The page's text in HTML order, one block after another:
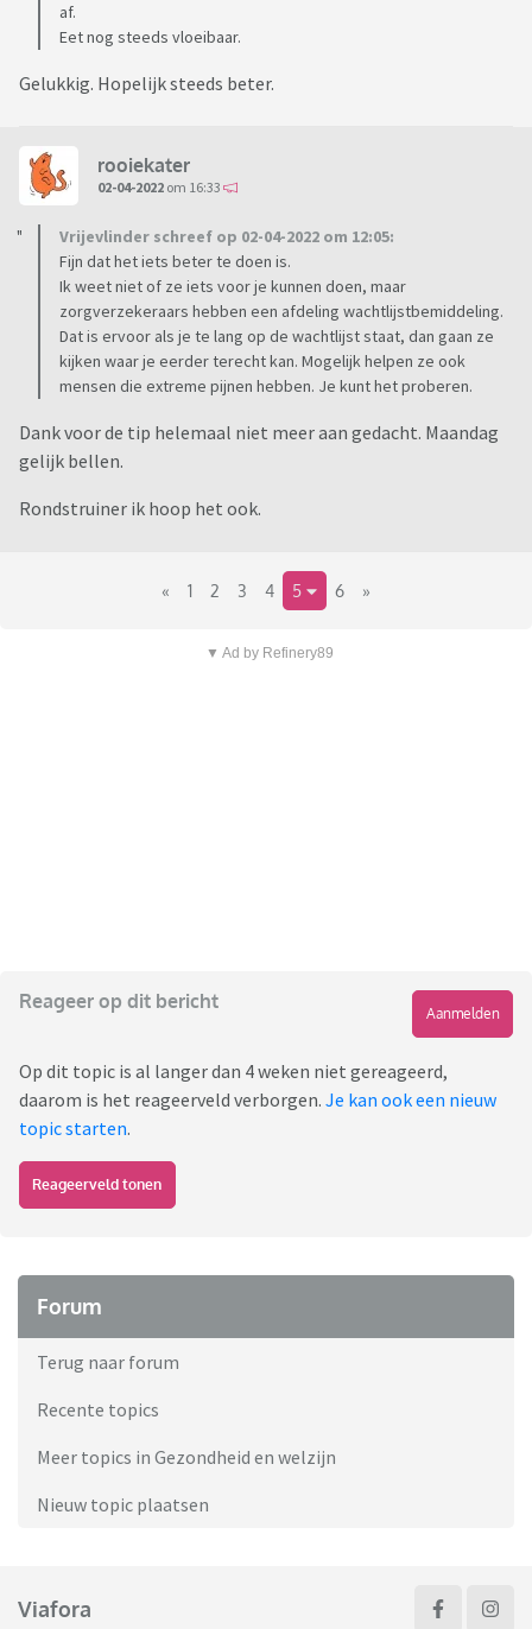
af.
Eet nog steeds vloeibaar.
Gelukkig. Hopelijk steeds beter.
rooiekater
02-04-2022 om 16:33
Vrijevlinder schreef op 02-04-2022 om 12:05:
Fijn dat het iets beter te doen is.
Ik weet niet of ze iets voor je kunnen doen, maar
zorgverzekeraars hebben een afdeling wachtlijstbemiddeling.
Dat is ervoor als je te lang op de wachtlijst staat, dan gaan ze
kijken waar je eerder terecht kan. Mogelijk helpen ze ook
mensen die extreme pijnen hebben. Je kunt het proberen.
Dank voor de tip helemaal niet meer aan gedacht. Maandag
gelijk bellen.
Rondstruiner ik hoop het ook.
« 1 2 3 4 5 6 »
▼ Ad by Refinery89
Reageer op dit bericht
Aanmelden
Op dit topic is al langer dan 4 weken niet gereageerd,
daarom is het reageerveld verborgen. Je kan ook een nieuw
topic starten.
Reageerveld tonen
Forum
Terug naar forum
Recente topics
Meer topics in Gezondheid en welzijn
Nieuw topic plaatsen
Viafora